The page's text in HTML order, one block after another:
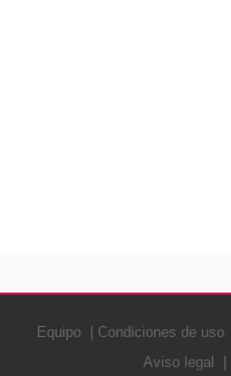
Equipo Condiciones de uso
Aviso legal